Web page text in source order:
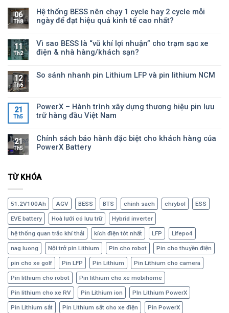
06
Th8
Hệ thống BESS nên chạy 1 cycle hay 2 cycle mỗi
ngày để đạt hiệu quả kinh tế cao nhất?
11
Th2
Vì sao BESS là “vũ khí lợi nhuận” cho trạm sạc xe
điện & nhà hàng/khách sạn?
12
Th6
So sánh nhanh pin Lithium LFP và pin lithium NCM
21
Th5
PowerX – Hành trình xây dựng thương hiệu pin lưu
trữ hàng đầu Việt Nam
21
Th5
Chính sách bảo hành đặc biệt cho khách hàng của
PowerX Battery
TỪ KHÓA
51.2V100Ah AGV BESS BTS chinh sach chrybol ESS
EVE battery Hoà lưới có lưu trữ Hybrid inverter
hệ thống quan trắc khí thải kích điện tôt nhất LFP Lifepo4
nag luong Nội trở pin Lithium Pin cho robot Pin cho thuyền điện
pin cho xe golf Pin LFP Pin Lithium Pin Lithium cho camera
Pin lithium cho robot Pin lithium cho xe mobihome
Pin lithium cho xe RV Pin Lithium ion PIn Lithium PowerX
Pin Lithium sắt Pin Lithium sắt cho xe điện Pin PowerX